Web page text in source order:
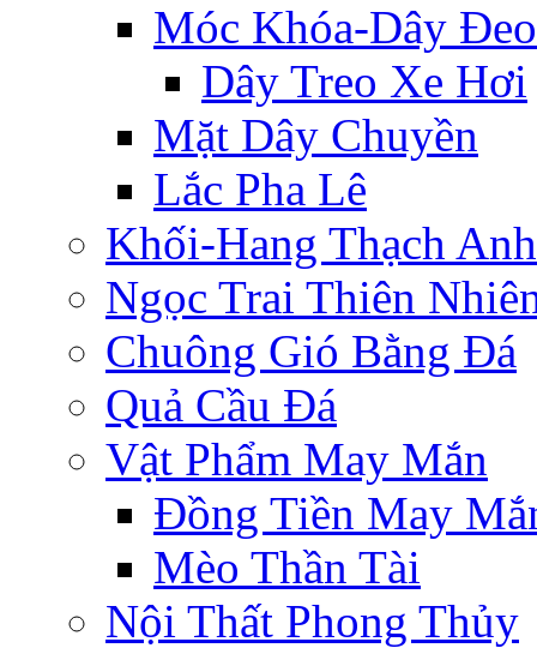
Móc Khóa-Dây Đeo
Dây Treo Xe Hơi
Mặt Dây Chuyền
Lắc Pha Lê
Khối-Hang Thạch Anh
Ngọc Trai Thiên
Chuông Gió Bằng Đá
Quả Cầu Đá
Vật Phẩm May Mắn
Đồng Tiền May
Mèo Thần Tài
Nội Thất Phong Thủy